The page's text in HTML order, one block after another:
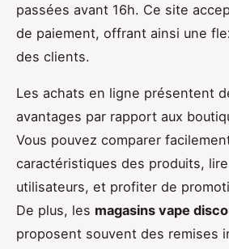
passées avant 16h. Ce site
de paiement, offrant ainsi une
des clients.
Les achats en ligne présentent
avantages par rapport aux
Vous pouvez comparer
caractéristiques des produits,
utilisateurs, et profiter de
De plus, les magasins vape
proposent souvent des remises